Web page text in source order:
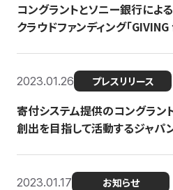
コングラントとソニー銀行に
クラウドファンディング「
2023.01.26 プレスリリース
寄付システム提供のコングラン
創出を目指して活動するジャパ
2023.01.17 お知らせ